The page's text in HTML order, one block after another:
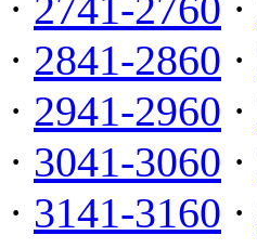
· 2841-2860 ·
· 2941-2960 ·
· 3041-3060 ·
· 3141-3160 ·